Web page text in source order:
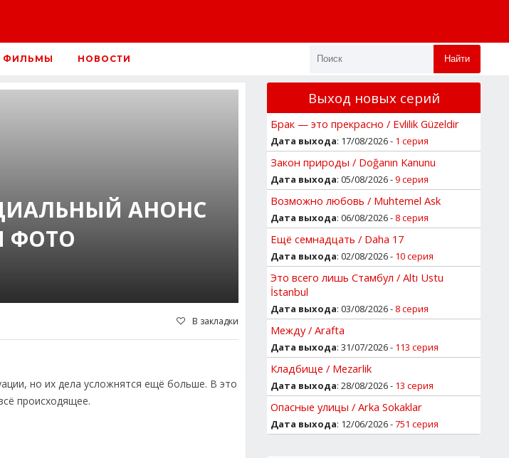
ФИЛЬМЫ НОВОСТИ Найти
АНОНС
ФОТО
В закладки
но их дела усложнятся ещё больше. В это
происходящее.
Выход новых серий
Брак — это прекрасно / Evlilik Güzeldir
Дата выхода: 17/08/2026 - 1 серия
Закон природы / Doğanın Kanunu
Дата выхода: 05/08/2026 -9 серия
Возможно любовь / Muhtemel Ask
Дата выхода: 06/08/2026 - 8 серия
Ещё семнадцать / Daha 17
Дата выхода: 02/08/2026 - 10 серия
Это всего лишь Стамбул / Altı Ustu
İstanbul
Дата выхода: 03/08/2026 - 8 серия
Между / Arafta
Дата выхода: 31/07/2026 - 113 серия
Кладбище / Mezarlik
Дата выхода: 28/08/2026 - 13 серия
Опасные улицы / Arka Sokaklar
Дата выхода: 12/06/2026 -751 серия